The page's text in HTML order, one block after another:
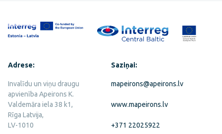
Adrese:
Invalīdu un viņu draugu
apvienība Apeirons K.
Valdemāra iela 38 k1,
Rīga Latvija,
LV-1010
Saziņai:
mapeirons@apeirons.lv
www.mapeirons.lv
+371 22025922